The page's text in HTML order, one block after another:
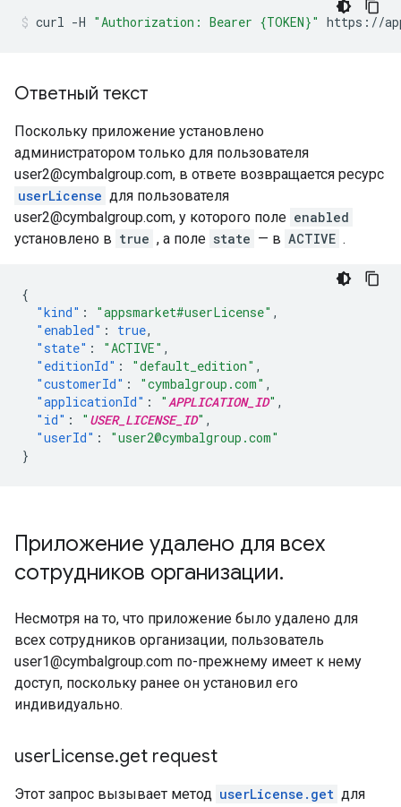
curl -H "Authorization: Bearer {TOKEN}" https://
Ответный текст
Поскольку приложение установлено
администратором только для пользователя
user2@cymbalgroup.com, в ответе возвращается ресурс
userLicense для пользователя
user2@cymbalgroup.com, у которого поле enabled
установлено в true , а поле state — в ACTIVE .
{
"kind" : "appsmarket#userLicense" ,
"enabled" : true,
"state" : "ACTIVE" ,
"editionId" : "default_edition" ,
"customerId" : "cymbalgroup.com" ,
"applicationId" : "APPLICATION_ID" ,
"id" : " USER_LICENSE_ID" ,
"userId" :
"user2@cymbalgroup.com"
}
Приложение удалено для всех
сотрудников организации.
Несмотря на то, что приложение было удалено для
всех сотрудников организации, пользователь
user1@cymbalgroup.com по-прежнему имеет к нему
доступ, поскольку ранее он установил его
индивидуально.
userLicense.get request
Этот запрос вызывает метод userLicense.get для